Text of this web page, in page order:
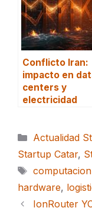
Conflicto Iran:
impacto en
centers y
electricidad
Categorías
Actualidad
Startup Catar,
Etiquetas
hardware,
IonRouter